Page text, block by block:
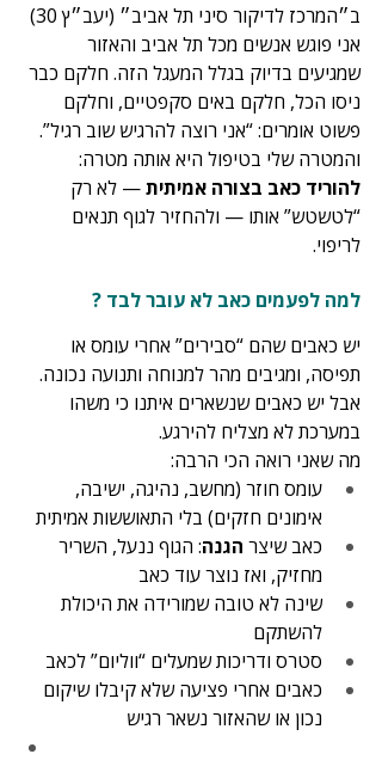
ב״המרכז לדיקור סיני תל אביב״ (יעב״ץ 30)
אני פוגש אנשים מכל תל אביב והאזור
שמגיעים בדיוק בגלל המעגל הזה. חלקם כבר
ניסו הכל, חלקם באים סקפטיים, וחלקם
פשוט אומרים: “אני רוצה להרגיש שוב רגיל”.
והמטרה שלי בטיפול היא אותה מטרה:
להוריד כאב בצורה אמיתית — לא רק
“לטשטש” אותו — ולהחזיר לגוף תנאים
לריפוי.
למה לפעמים כאב לא עובר לבד ?
יש כאבים שהם “סבירים” אחרי עומס או
תפיסה, ומגיבים מהר למנוחה ותנועה נכונה.
אבל יש כאבים שנשארים איתנו כי משהו
במערכת לא מצליח להירגע.
מה שאני רואה הכי הרבה:
עומס חוזר (מחשב, נהיגה, ישיבה,
אימונים חזקים) בלי התאוששות אמיתית
כאב שיצר הגנה: הגוף ננעל, השריר
מחזיק, ואז נוצר עוד כאב
שינה לא טובה שמורידה את היכולת
להשתקם
סטרס ודריכות שמעלים “ווליום” לכאב
כאבים אחרי פציעה שלא קיבלו שיקום
נכון או שהאזור נשאר רגיש